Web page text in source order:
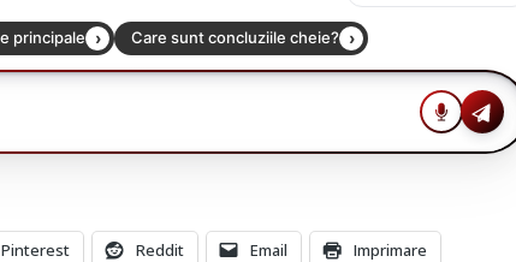
Pinterest Reddit Email Imprimare